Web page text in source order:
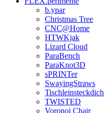
b.ypar
Christmas Tree
CNC@Home
HTWKjak
Lizard Cloud
ParaBench
ParaKnot3D
sPRINTer
SwayingStraws
Tischleinsteckdich
TWISTED
Voronoi Chair